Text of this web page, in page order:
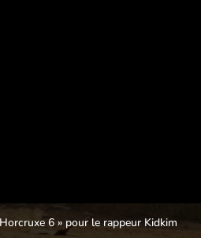
6 » pour le rappeur Kidkim